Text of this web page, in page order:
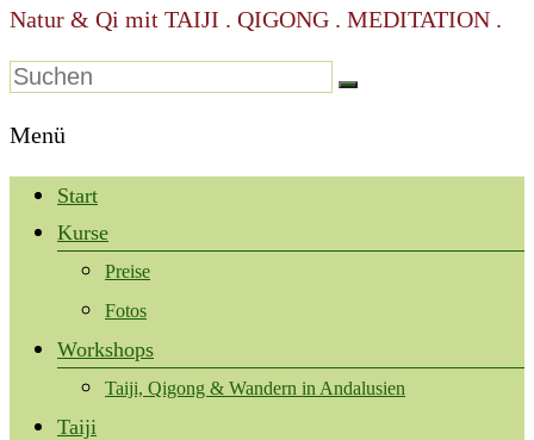
Natur & Qi mit TAIJI . QIGONG . MEDITATION .
Menü
Start
Kurse
Preise
Fotos
Workshops
Taiji, Qigong & Wandern in Andalusien
Taiji